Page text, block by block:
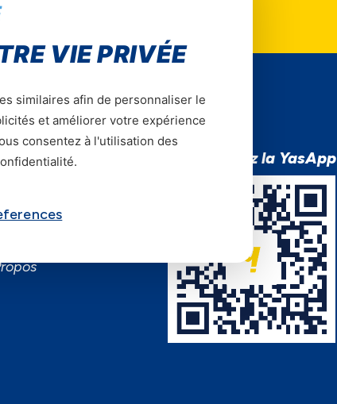
utiles Téléchargez la YasApp
VIE PRIVÉE
similaires afin de personnaliser le
et améliorer votre expérience
consentez à l'utilisation des